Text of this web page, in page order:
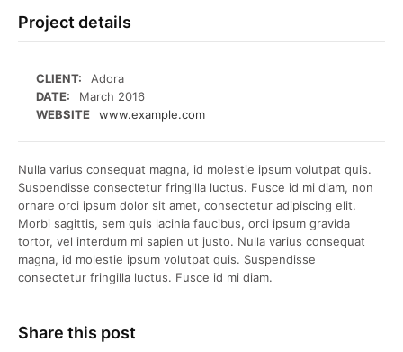
Project details
CLIENT:
Adora
DATE:
March 2016
WEBSITE
www.example.com
Nulla varius consequat magna, id molestie ipsum volutpat quis.
Suspendisse consectetur fringilla luctus. Fusce id mi diam, non
ornare orci ipsum dolor sit amet, consectetur adipiscing elit.
Morbi sagittis, sem quis lacinia faucibus, orci ipsum gravida
tortor, vel interdum mi sapien ut justo. Nulla varius consequat
magna, id molestie ipsum volutpat quis. Suspendisse
consectetur fringilla luctus. Fusce id mi diam.
Share this post